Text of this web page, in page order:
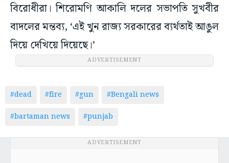
বিরোধীরা। শিরোমণি আকালি দলের সভাপতি সুখবীর
বাদলের মন্তব্য, ‘এই খুন রাজ্য সরকারের ব্যর্থতাই আঙুল
দিয়ে দেখিয়ে দিয়েছে।’
ADVERTISEMENT
#dead #fire #gun
#Bengali news
#bartaman news
#punjab
ADVERTISEMENT